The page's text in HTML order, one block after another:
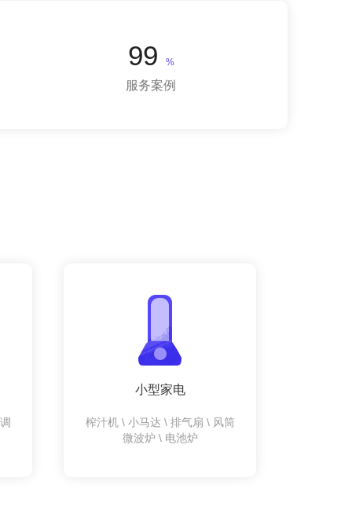
99 %
服务案例
小型家电
榨汁机 \ 小马达 \ 排气扇 \ 风筒
微波炉 \ 电池炉